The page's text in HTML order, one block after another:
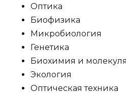
Оптика
Биофизика
Микробиология
Генетика
Биохимия и
Экология
Оптическая техника